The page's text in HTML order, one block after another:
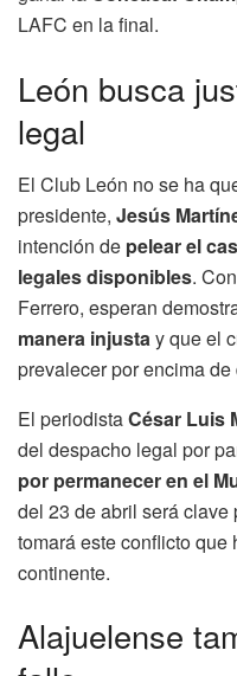
LAFC en la final.
León busca
legal
El Club León no se ha
presidente, Jesús
intención de pelear el
legales disponibles.
Ferrero, esperan
manera injusta y que el
prevalecer por encima
El periodistaCésar Luis
del despacho legal por
por permanecer en el
del 23 de abril será
tomará este conflicto
continente.
Alajuelense